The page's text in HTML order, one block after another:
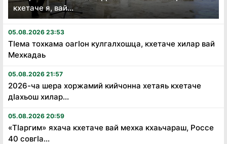
кхетаче я, вай...
05.08.2026 23:53
Тӏема тохкама оагӏон кулгалхошца, кхетаче хилар вай
Мехкадаь
05.08.2026 21:57
2026-ча шера хоржамий кийчонна хетаяь кхетаче
дӏахьош хилар...
05.08.2026 20:59
«Тӏаргим» яхача кхетаче вай мехка кхаьчараш, Россе
40 совгӏа...